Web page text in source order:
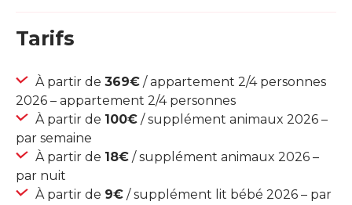
Tarifs
À partir de 369€ / appartement 2/4 personnes
2026 – appartement 2/4 personnes
À partir de 100€ / supplément animaux 2026 –
par semaine
À partir de 18€ / supplément animaux 2026 –
par nuit
À partir de 9€ / supplément lit bébé 2026 – par